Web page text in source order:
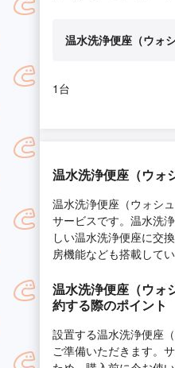
温水洗浄便座（ウォ
1台
温水洗浄便座（ウォ
温水洗浄便座（ウォシ
サービスです。温水洗
しい温水洗浄便座に交
房機能なども搭載して
温水洗浄便座（ウォ
約する際のポイント
設置する温水洗浄便座
ご準備いただきます。